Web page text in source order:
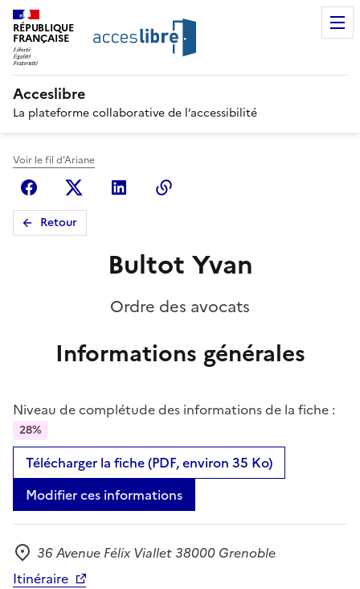
RÉPUBLIQUE
FRANÇAISE
Acceslibre
La plateforme collaborative de l’accessibilité
Voir le fil d'Ariane
FacebookX (anciennement Twitter)
Linkedin
Retour
Bultot Yvan
Ordre des avocats
Informations générales
Niveau de complétude des informations de la fiche :
28%
Télécharger la fiche (PDF, environ 35 Ko)
Modifier ces informations
Adresse
36 Avenue Félix Viallet 38000 Grenoble
Itinéraire